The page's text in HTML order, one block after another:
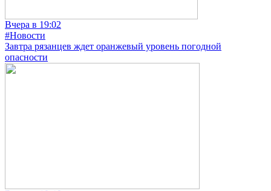
Вчера в 19:02
#Новости
Завтра рязанцев ждет оранжевый уровень погодной
опасности